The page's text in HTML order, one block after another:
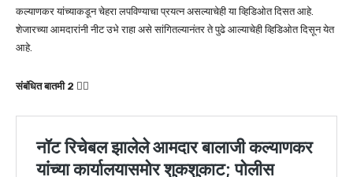
कल्याणकर यांच्याकडून चेहरा लपविण्याचा प्रयत्न असल्याचेही या व्हिडिओत दिसत आहे.
शेजारच्या आमदारांनी नीट उभे राहा असे सांगितल्यानंतर ते पुढे आल्याचेही व्हिडिओत दिसून येत
आहे.
संबंधित बातमी 2 👇🏻